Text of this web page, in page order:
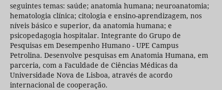
seguintes temas: saúde; anatomia humana; neuroanatomia;
hematologia clínica; citologia e ensino-aprendizagem, nos
níveis básico e superior, da anatomia humana; e
psicopedagogia hospitalar. Integrante do Grupo de
Pesquisas em Desempenho Humano - UPE Campus
Petrolina. Desenvolve pesquisas em Anatomia Humana, em
parceria, com a Faculdade de Ciências Médicas da
Universidade Nova de Lisboa, através de acordo
internacional de cooperação.